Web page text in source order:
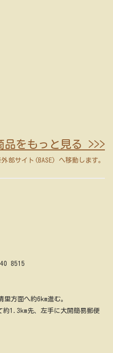
品をもっと見る >>>
部サイト(BASE) へ移動します。
8515
方面へ約6km進む。
1.3km先、左手に大開簡易郵便